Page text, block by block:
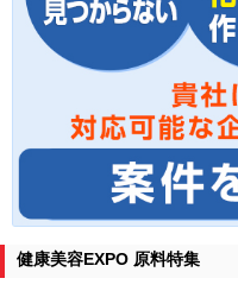
健康美容EXPO 原料特集